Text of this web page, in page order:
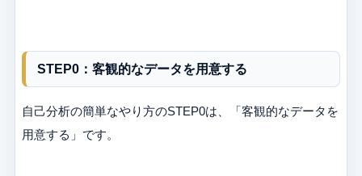
STEP0：客観的なデータを用意する
自己分析の簡単なやり方のSTEP0は、「客観的なデータを
用意する」です。